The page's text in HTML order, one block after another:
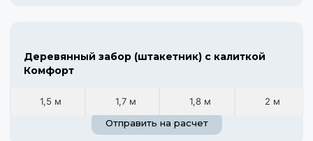
Деревянный забор (штакетник) с калиткой
Комфорт
1,5 м 1,7 м 1,8 м
2 м
Отправить на расчет